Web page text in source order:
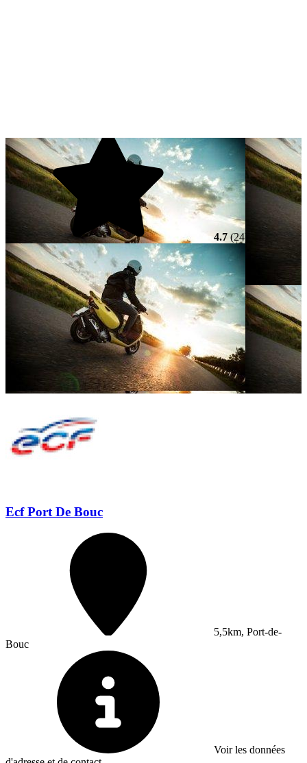
4.7 (24)
Ecf Port De Bouc
5,5km, Port-de-
Bouc
Voir les données